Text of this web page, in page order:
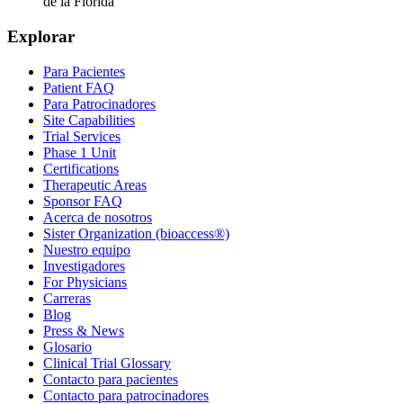
Explorar
Para Pacientes
Patient FAQ
Para Patrocinadores
Site Capabilities
Trial Services
Phase 1 Unit
Certifications
Therapeutic Areas
Sponsor FAQ
Acerca de nosotros
Sister Organization (bioaccess®)
Nuestro equipo
Investigadores
For Physicians
Carreras
Blog
Press & News
Glosario
Clinical Trial Glossary
Contacto para pacientes
Contacto para patrocinadores